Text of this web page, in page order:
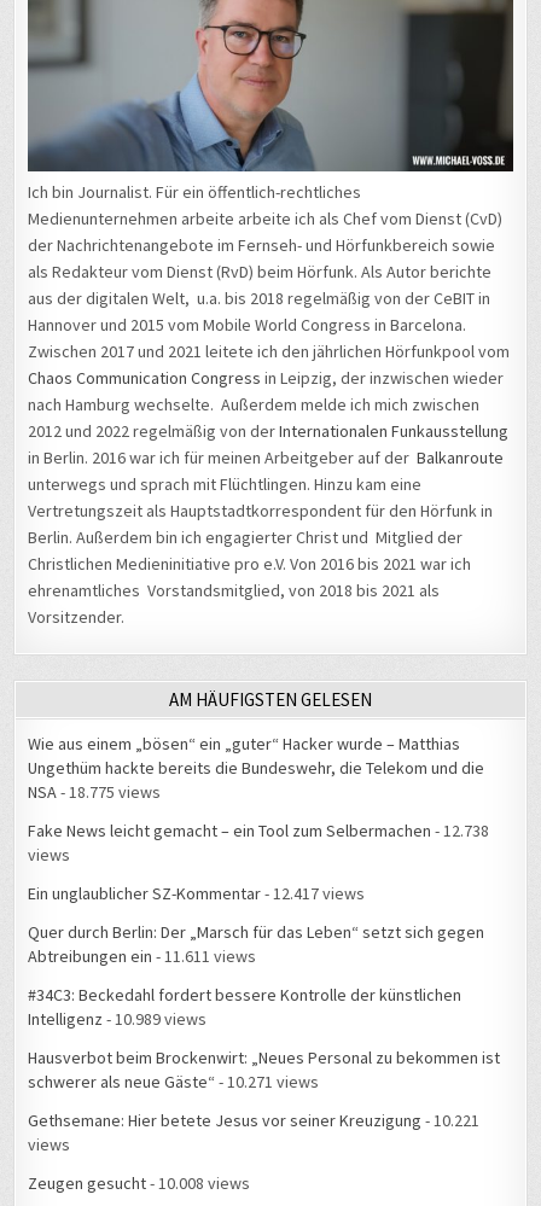
Ich bin Journalist. Für ein öffentlich-rechtliches
Medienunternehmen arbeite arbeite ich als Chef vom Dienst (CvD)
der Nachrichtenangebote im Fernseh- und Hörfunkbereich sowie
als Redakteur vom Dienst (RvD) beim Hörfunk. Als Autor berichte
aus der digitalen Welt, u.a. bis 2018 regelmäßig von der CeBIT in
Hannover und 2015 vom Mobile World Congress in Barcelona.
Zwischen 2017 und 2021 leitete ich den jährlichen Hörfunkpool vom
Chaos Communication Congress in Leipzig, der inzwischen wieder
nach Hamburg wechselte. Außerdem melde ich mich zwischen
2012 und 2022 regelmäßig von derInternationalen Funkausstellung
in Berlin. 2016 war ich für meinen Arbeitgeber auf derBalkanroute
unterwegs und sprach mit Flüchtlingen. Hinzu kam eine
Vertretungszeit als Hauptstadtkorrespondent für den Hörfunk in
Berlin. Außerdem bin ich engagierter Christ und Mitglied der
Christlichen Medieninitiative pro e.V. Von 2016 bis 2021 war ich
ehrenamtliches Vorstandsmitglied, von 2018 bis 2021 als
Vorsitzender.
AM HÄUFIGSTEN GELESEN
Wie aus einem „bösen“ ein „guter“ Hacker wurde – Matthias
Ungethüm hackte bereits die Bundeswehr, die Telekom und die
NSA- 18.775 views
Fake News leicht gemacht – ein Tool zum Selbermachen - 12.738
views
Ein unglaublicher SZ-Kommentar- 12.417 views
Quer durch Berlin: Der „Marsch für das Leben“ setzt sich gegen
Abtreibungen ein - 11.611 views
#34C3: Beckedahl fordert bessere Kontrolle der künstlichen
Intelligenz - 10.989 views
Hausverbot beim Brockenwirt: „Neues Personal zu bekommen ist
schwerer als neue Gäste“ - 10.271 views
Gethsemane: Hier betete Jesus vor seiner Kreuzigung - 10.221
views
Zeugen gesucht- 10.008 views